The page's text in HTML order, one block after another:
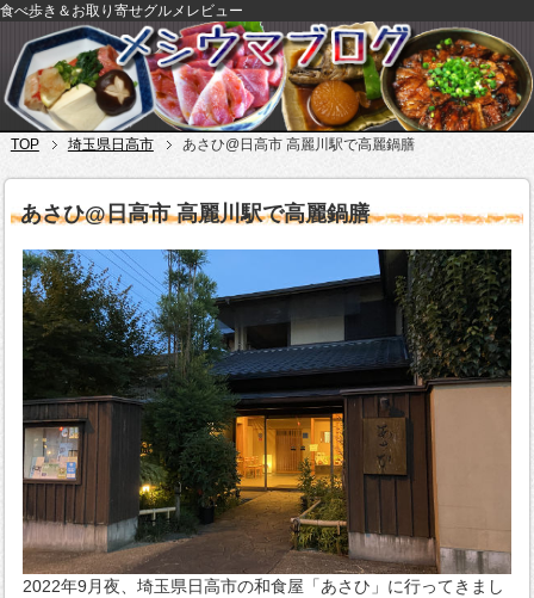
食べ歩き＆お取り寄せグルメレビュー
TOP 埼玉県日高市 あさひ@日高市 高麗川駅で高麗鍋膳
あさひ@日高市 高麗川駅で高麗鍋膳
2022年9月夜、埼玉県日高市の和食屋「あさひ」に行ってきまし